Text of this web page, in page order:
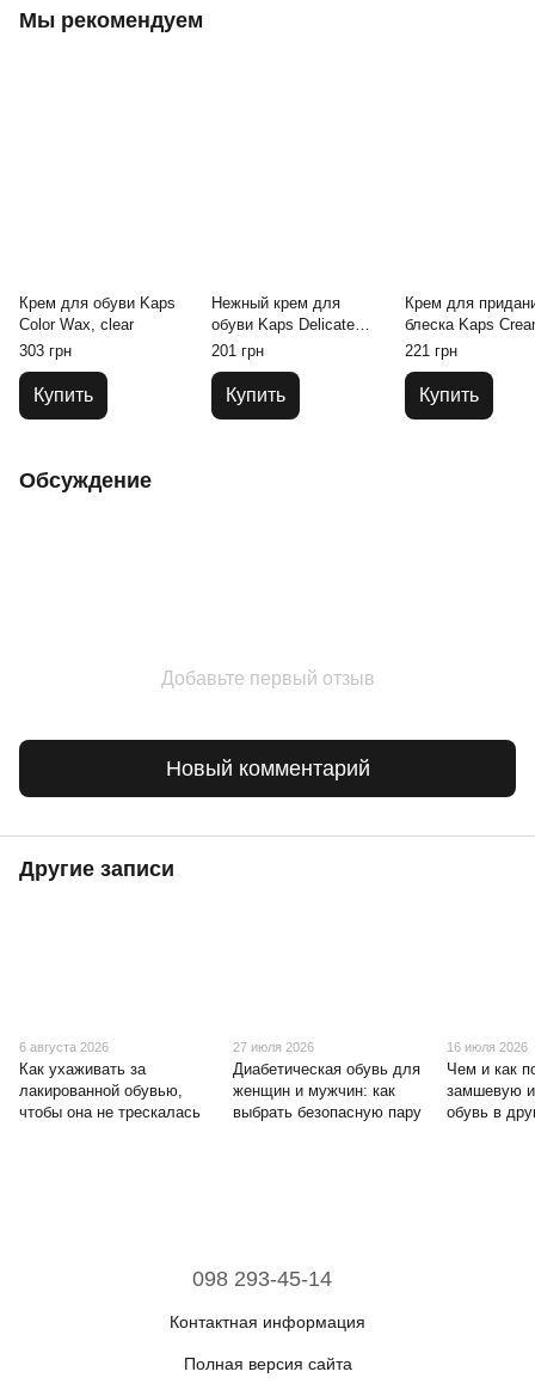
Мы рекомендуем
Крем для обуви Kaps
Color Wax, clear
303 грн
Купить
Нежный крем для
обуви Kaps Delicate
Cream 50 ml
201 грн
Купить
Крем для
блеска Kaps
Brillance 50 ml
221 грн
Купить
Обсуждение
Добавьте первый отзыв
Новый комментарий
Другие записи
6 августа 2026
Как ухаживать за
лакированной обувью,
чтобы она не трескалась
27 июля 2026
Диабетическая обувь для
женщин и мужчин: как
выбрать безопасную пару
16 июля 2026
Чем и как
замшевую
обувь в
098 293-45-14
Контактная информация
Полная версия сайта